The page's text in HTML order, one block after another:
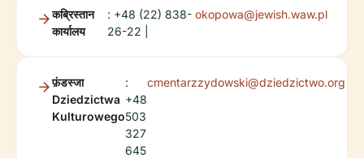
कब्रिस्तान
कार्यालय
: +48 (22) 838-
26-22 |
okopowa@jewish.waw.pl
फ़ंडस्जा
Dziedzictwa
Kulturowego
:
+48
503
327
645
cmentarzzydowski@dziedzictwo.org